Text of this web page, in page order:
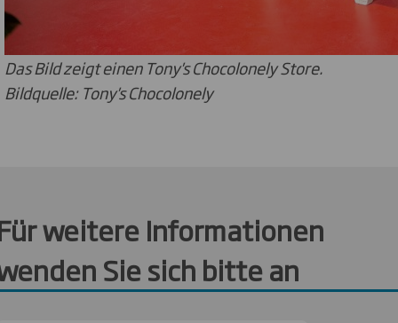
Das Bild zeigt einen Tony's Chocolonely Store.
Bildquelle: Tony's Chocolonely
weitere Informationen
Sie sich bitte an